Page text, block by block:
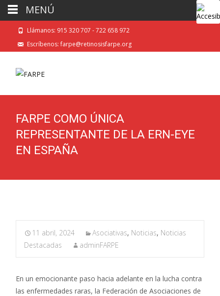
Llámanos: 915 320 707 - 722 658 972
Escríbenos: farpe@retinosisfarpe.org
FARPE COMO ÚNICA
REPRESENTANTE DE LA ERN-EYE
EN ESPAÑA
11 abril, 2024 Asociativas, Noticias, Noticias
Destacadas
adminFARPE
En un emocionante paso hacia adelante en la lucha contra
las enfermedades raras, la Federación de Asociaciones de
MENÚ